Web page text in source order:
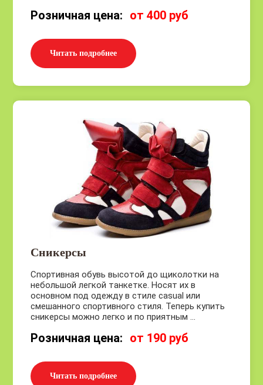
Розничная цена: от 400 руб
Читать подробнее
Сникерсы
Спортивная обувь высотой до щиколотки на
небольшой легкой танкетке. Носят их в
основном под одежду в стиле casual или
смешанного спортивного стиля. Теперь купить
сникерсы можно легко и по приятным ...
Розничная цена: от 190 руб
Читать подробнее